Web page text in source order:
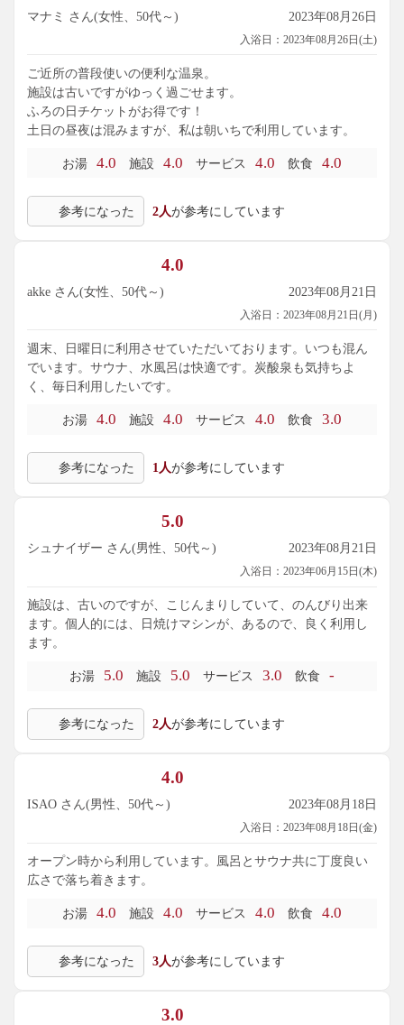
マナミ さん(女性、50代～) 2023年08月26日
入浴日：2023年08月26日(土)
ご近所の普段使いの便利な温泉。
施設は古いですがゆっく過ごせます。
ふろの日チケットがお得です！
土日の昼夜は混みますが、私は朝いちで利用しています。
お湯 4.0 施設 4.0 サービス 4.0 飲食 4.0
参考になった 2人が参考にしています
4.0
akke さん(女性、50代～) 2023年08月21日
入浴日：2023年08月21日(月)
週末、日曜日に利用させていただいております。いつも混ん
でいます。サウナ、水風呂は快適です。炭酸泉も気持ちよ
く、毎日利用したいです。
お湯 4.0 施設 4.0 サービス 4.0 飲食 3.0
参考になった 1人が参考にしています
5.0
シュナイザー さん(男性、50代～) 2023年08月21日
入浴日：2023年06月15日(木)
施設は、古いのですが、こじんまりしていて、のんびり出来
ます。個人的には、日焼けマシンが、あるので、良く利用し
ます。
お湯 5.0 施設 5.0 サービス 3.0 飲食 -
参考になった 2人が参考にしています
4.0
ISAO さん(男性、50代～) 2023年08月18日
入浴日：2023年08月18日(金)
オープン時から利用しています。風呂とサウナ共に丁度良い
広さで落ち着きます。
お湯 4.0 施設 4.0 サービス 4.0 飲食 4.0
参考になった 3人が参考にしています
3.0